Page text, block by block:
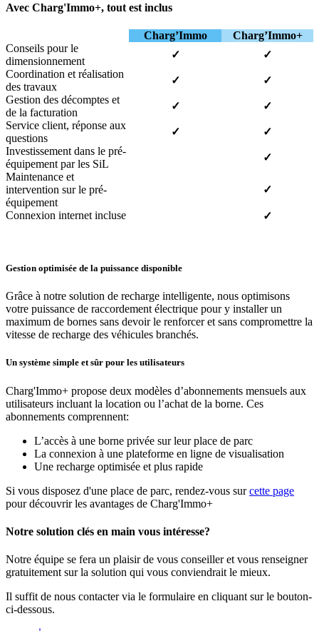
Avec Charg'Immo+, tout est inclus
Charg’Immo
Charg’Immo+
Conseils pour le
dimensionnement
✓
✓
Coordination et réalisation
des travaux
✓
✓
Gestion des décomptes et
de la facturation
✓
✓
Service client, réponse aux
questions
✓
✓
Investissement dans le pré-
équipement par les SiL
✓
Maintenance et
intervention sur le pré-
équipement
✓
Connexion internet incluse ✓
Gestion optimisée de la puissance disponible
Grâce à notre solution de recharge intelligente, nous optimisons
votre puissance de raccordement électrique pour y installer un
maximum de bornes sans devoir le renforcer et sans compromettre la
vitesse de recharge des véhicules branchés.
Un système simple et sûr pour les utilisateurs
Charg'Immo+ propose deux modèles d’abonnements mensuels aux
utilisateurs incluant la location ou l’achat de la borne. Ces
abonnements comprennent:
L’accès à une borne privée sur leur place de parc
La connexion à une plateforme en ligne de visualisation
Une recharge optimisée et plus rapide
Si vous disposez d'une place de parc, rendez-vous surcette page
pour découvrir les avantages de Charg'Immo+
Notre solution clés en main vous intéresse?
Notre équipe se fera un plaisir de vous conseiller et vous renseigner
gratuitement sur la solution qui vous conviendrait le mieux.
Il suffit de nous contacter via le formulaire en cliquant sur le bouton-
ci-dessous.